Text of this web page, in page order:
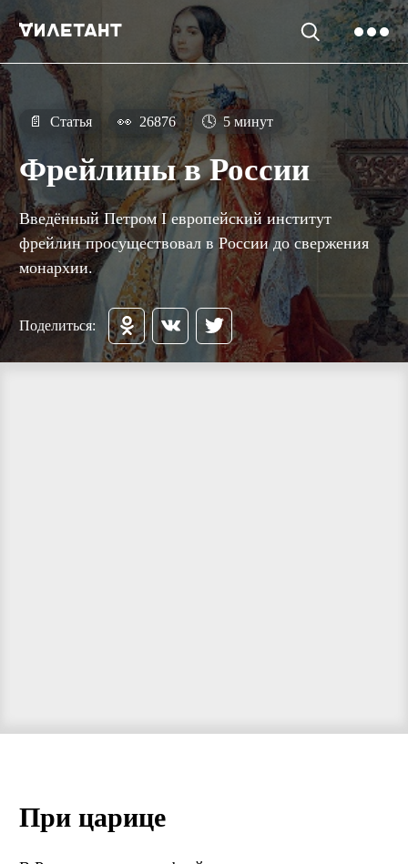
📄 Статья 👀 26876 🕓 5 минут
Фрейлины в России
Введённый Петром I европейский институт
фрейлин просуществовал в России до свержения
монархии.
Поделиться:
При царице